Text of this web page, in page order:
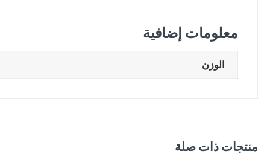
معلومات إضافية
الوزن
منتجات ذات صلة